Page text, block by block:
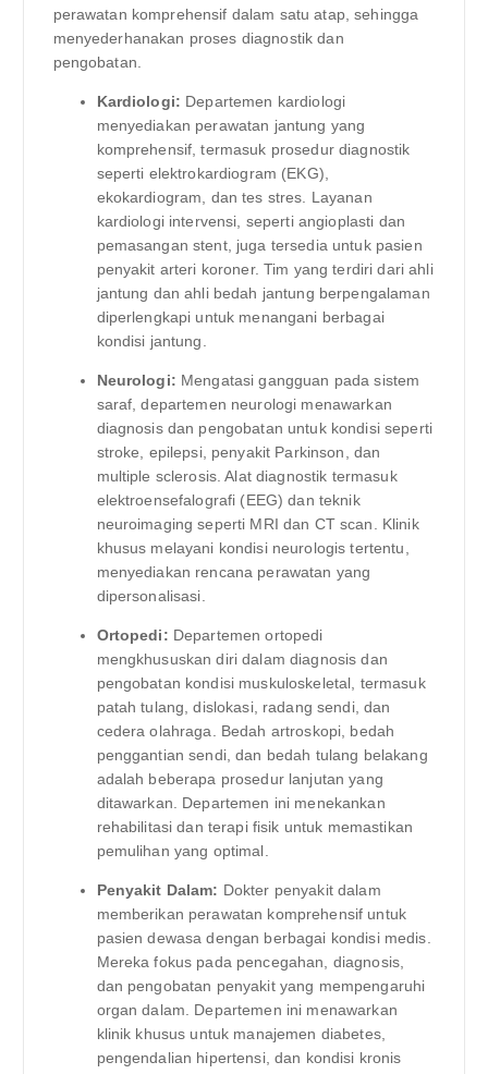
perawatan komprehensif dalam satu atap, sehingga
menyederhanakan proses diagnostik dan
pengobatan.
Kardiologi: Departemen kardiologi
menyediakan perawatan jantung yang
komprehensif, termasuk prosedur diagnostik
seperti elektrokardiogram (EKG),
ekokardiogram, dan tes stres. Layanan
kardiologi intervensi, seperti angioplasti dan
pemasangan stent, juga tersedia untuk pasien
penyakit arteri koroner. Tim yang terdiri dari ahli
jantung dan ahli bedah jantung berpengalaman
diperlengkapi untuk menangani berbagai
kondisi jantung.
Neurologi: Mengatasi gangguan pada sistem
saraf, departemen neurologi menawarkan
diagnosis dan pengobatan untuk kondisi seperti
stroke, epilepsi, penyakit Parkinson, dan
multiple sclerosis. Alat diagnostik termasuk
elektroensefalografi (EEG) dan teknik
neuroimaging seperti MRI dan CT scan. Klinik
khusus melayani kondisi neurologis tertentu,
menyediakan rencana perawatan yang
dipersonalisasi.
Ortopedi: Departemen ortopedi
mengkhususkan diri dalam diagnosis dan
pengobatan kondisi muskuloskeletal, termasuk
patah tulang, dislokasi, radang sendi, dan
cedera olahraga. Bedah artroskopi, bedah
penggantian sendi, dan bedah tulang belakang
adalah beberapa prosedur lanjutan yang
ditawarkan. Departemen ini menekankan
rehabilitasi dan terapi fisik untuk memastikan
pemulihan yang optimal.
Penyakit Dalam: Dokter penyakit dalam
memberikan perawatan komprehensif untuk
pasien dewasa dengan berbagai kondisi medis.
Mereka fokus pada pencegahan, diagnosis,
dan pengobatan penyakit yang mempengaruhi
organ dalam. Departemen ini menawarkan
klinik khusus untuk manajemen diabetes,
pengendalian hipertensi, dan kondisi kronis